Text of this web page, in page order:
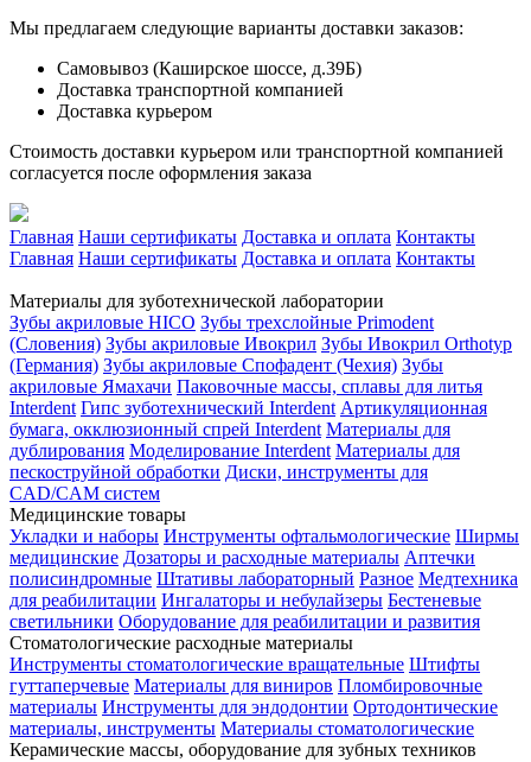
Мы предлагаем следующие варианты доставки заказов:
Самовывоз (Каширское шоссе, д.39Б)
Доставка транспортной компанией
Доставка курьером
Стоимость доставки курьером или транспортной компанией
согласуется после оформления заказа
Главная Наши сертификаты Доставка и оплата Контакты
Главная Наши сертификаты Доставка и оплата Контакты
Материалы для зуботехнической лаборатории
Зубы акриловые HICO Зубы трехслойные Primodent
(Словения) Зубы акриловые Ивокрил Зубы Ивокрил Orthotyp
(Германия) Зубы акриловые Спофадент (Чехия) Зубы
акриловые Ямахачи Паковочные массы, сплавы для литья
Interdent Гипс зуботехнический Interdent Артикуляционная
бумага, окклюзионный спрей Interdent Материалы для
дублирования Моделирование Interdent Материалы для
пескоструйной обработки Диски, инструменты для
CAD/CAM систем
Медицинские товары
Укладки и наборы Инструменты офтальмологические Ширмы
медицинские Дозаторы и расходные материалы Аптечки
полисиндромные Штативы лабораторный Разное Медтехника
для реабилитации Ингалаторы и небулайзеры Бестеневые
светильники Оборудование для реабилитации и развития
Стоматологические расходные материалы
Инструменты стоматологические вращательные Штифты
гуттаперчевые Материалы для виниров Пломбировочные
материалы Инструменты для эндодонтии Ортодонтические
материалы, инструменты Материалы стоматологические
Керамические массы, оборудование для зубных техников